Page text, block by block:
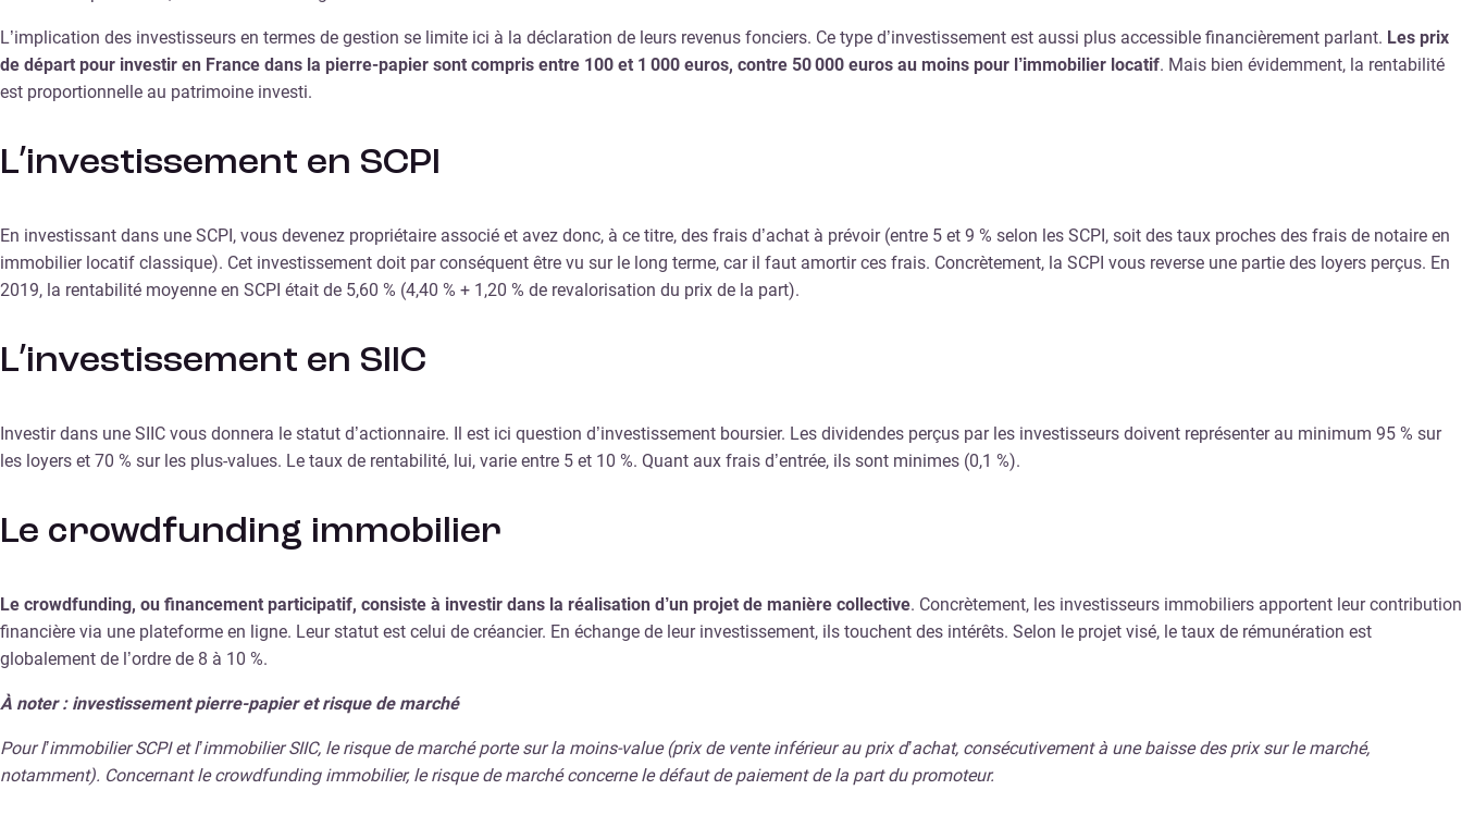
L’implication des investisseurs en termes de gestion se limite ici à la déclaration de leurs revenus fonciers. Ce type d’investissement est aussi plus accessible financièrement parlant. Les prix
de départ pour investir en France dans la pierre-papier sont compris entre 100 et 1 000 euros, contre 50 000 euros au moins pour l’immobilier locatif. Mais bien évidemment, la rentabilité
est proportionnelle au patrimoine investi.
L’investissement en SCPI
En investissant dans une SCPI, vous devenez propriétaire associé et avez donc, à ce titre, des frais d’achat à prévoir (entre 5 et 9 % selon les SCPI, soit des taux proches des frais de notaire en
immobilier locatif classique). Cet investissement doit par conséquent être vu sur le long terme, car il faut amortir ces frais. Concrètement, la SCPI vous reverse une partie des loyers perçus. En
2019, la rentabilité moyenne en SCPI était de 5,60 % (4,40 % + 1,20 % de revalorisation du prix de la part).
L’investissement en SIIC
Investir dans une SIIC vous donnera le statut d’actionnaire. Il est ici question d’investissement boursier. Les dividendes perçus par les investisseurs doivent représenter au minimum 95 % sur
les loyers et 70 % sur les plus-values. Le taux de rentabilité, lui, varie entre 5 et 10 %. Quant aux frais d’entrée, ils sont minimes (0,1 %).
Le crowdfunding immobilier
Le crowdfunding, ou financement participatif, consiste à investir dans la réalisation d’un projet de manière collective. Concrètement, les investisseurs immobiliers apportent leur contribution
financière via une plateforme en ligne. Leur statut est celui de créancier. En échange de leur investissement, ils touchent des intérêts. Selon le projet visé, le taux de rémunération est
globalement de l’ordre de 8 à 10 %.
À noter : investissement pierre-papier et risque de marché
Pour l’immobilier SCPI et l’immobilier SIIC, le risque de marché porte sur la moins-value (prix de vente inférieur au prix d’achat, consécutivement à une baisse des prix sur le marché,
notamment). Concernant le crowdfunding immobilier, le risque de marché concerne le défaut de paiement de la part du promoteur.